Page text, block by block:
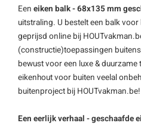
Een eiken balk - 68x135 mm
uitstraling. U bestelt een balk
geprijsd online bij
(constructie)toepassingen
bewust voor een luxe &
eikenhout voor buiten veelal
buitenproject bij HOUTvakman.be!
Een eerlijk verhaal - geschaafde